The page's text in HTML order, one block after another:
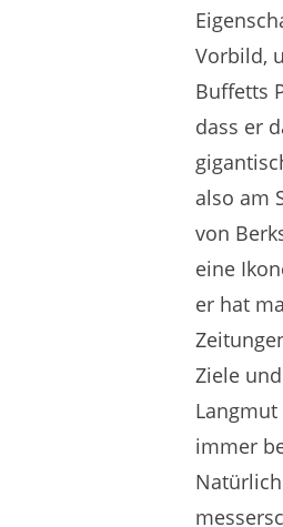
Vorbild,
Buffetts
dass er
also am
von
eine
er hat
Ziele
immer